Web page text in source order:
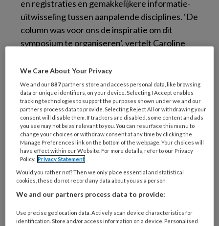
en registraties en gemakkelijkere informatie-
uitwisseling tussen aanpalende disciplines. ‘De
column was voor ons de inspiratie om dit
symposium te organiseren’, vertelt Caroline
gedragswetenschappelijk docent aan de
huisartsenopleiding van de Radboud
Universiteit. Ze is medeorganisator van het
symposium waarop burn-out(klachten) én
interdisciplinaire samenwerking centraal
staan.
Complex
Het is een belangrijk onderwerp, want
psychisch verzuim is de afgelopen decennia
uitgegroeid tot de belangrijkste uitvalreden
voor werk. Volgens het ministerie van SZW
We Care About Your Privacy
We and our887 partners store and access personal data, like browsing
data or unique identifiers, on your device. Selecting I Accept enables
tracking technologies to support the purposes shown under we and our
partners process data to provide. Selecting Reject All or withdrawing your
consent will disable them. If trackers are disabled, some content and ads
you see may not be as relevant to you. You can resurface this menu to
change your choices or withdraw consent at any time by clicking the
Manage Preferences link on the bottom of the webpage. Your choices will
have effect within our Website. For more details, refer to our Privacy
Policy. Privacy Statement
Would you rather not? Then we only place essential and statistical
cookies, these do not record any data about you as a person
We and our partners process data to provide:
Use precise geolocation data. Actively scan device characteristics for
identification. Store and/or access information on a device. Personalised